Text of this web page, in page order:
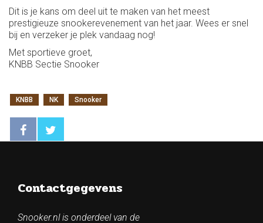
Dit is je kans om deel uit te maken van het meest
prestigieuze snookerevenement van het jaar. Wees er snel
bij en verzeker je plek vandaag nog!
Met sportieve groet,
KNBB Sectie Snooker
KNBB NK Snooker
Contactgegevens
Snooker.nl is onderdeel van de